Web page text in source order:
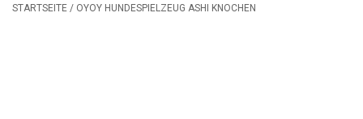
STARTSEITE / OYOY HUNDESPIELZEUG ASHI KNOCHEN